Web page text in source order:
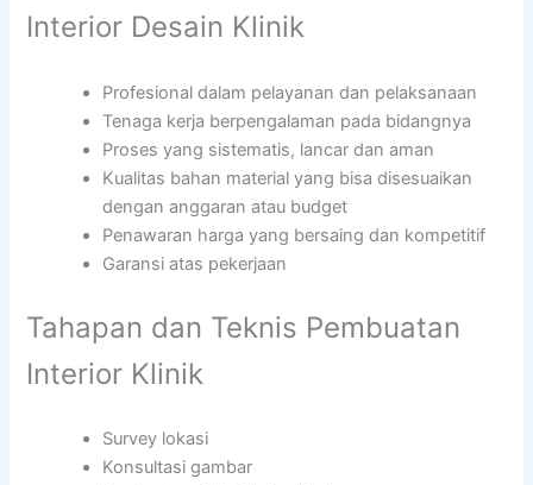
Interior Desain Klinik
Profesional dalam pelayanan dan pelaksanaan
Tenaga kerja berpengalaman pada bidangnya
Proses yang sistematis, lancar dan aman
Kualitas bahan material yang bisa disesuaikan
dengan anggaran atau budget
Penawaran harga yang bersaing dan kompetitif
Garansi atas pekerjaan
Tahapan dan Teknis Pembuatan
Interior Klinik
Survey lokasi
Konsultasi gambar